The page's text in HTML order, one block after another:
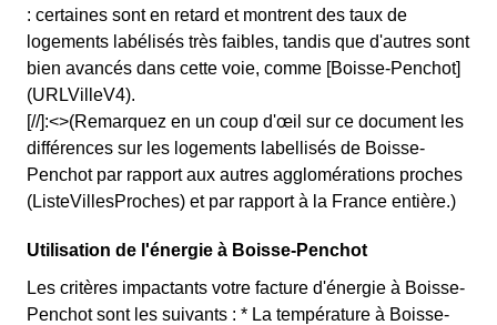
: certaines sont en retard et montrent des taux de
logements labélisés très faibles, tandis que d'autres sont
bien avancés dans cette voie, comme [Boisse-Penchot]
(URLVilleV4).
[//]:<>(Remarquez en un coup d'œil sur ce document les
différences sur les logements labellisés de Boisse-
Penchot par rapport aux autres agglomérations proches
(ListeVillesProches) et par rapport à la France entière.)
Utilisation de l'énergie à Boisse-Penchot
Les critères impactants votre facture d'énergie à Boisse-
Penchot sont les suivants : * La température à Boisse-